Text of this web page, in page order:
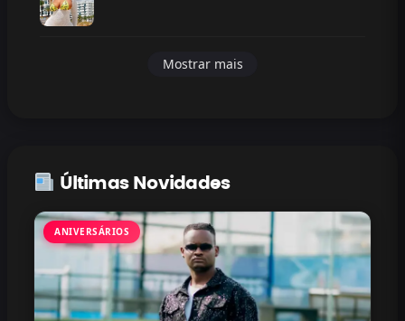
Mostrar mais
Últimas Novidades
ANIVERSÁRIOS